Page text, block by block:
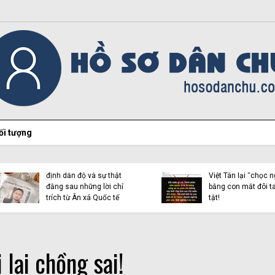
tượng
Việt Tân lại “chọc ngoáy”
bằng con mắt đôi tai dị
tật!
Tuệ và những luận điệu
dụng tôn giáo trên
xã hội
chồng sai!